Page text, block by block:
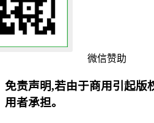
微信赞助
免责声明,若由于商用引起版
用者承担。